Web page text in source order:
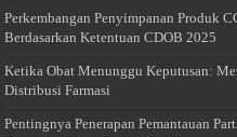
Perkembangan Penyimpanan Produk
Berdasarkan Ketentuan CDOB 2025
Ketika Obat Menunggu Keputusan:
Distribusi Farmasi
Pentingnya Penerapan Pemantauan